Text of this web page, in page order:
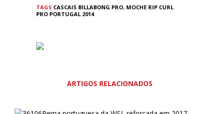
TAGS CASCAIS BILLABONG PRO, MOCHE RIP CURL
PRO PORTUGAL 2014
ARTIGOS RELACIONADOS